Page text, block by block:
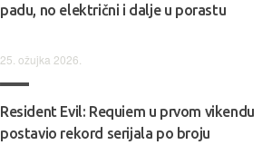
padu, no električni i dalje u porastu
25. ožujka 2026.
Resident Evil: Requiem u prvom vikendu
postavio rekord serijala po broju